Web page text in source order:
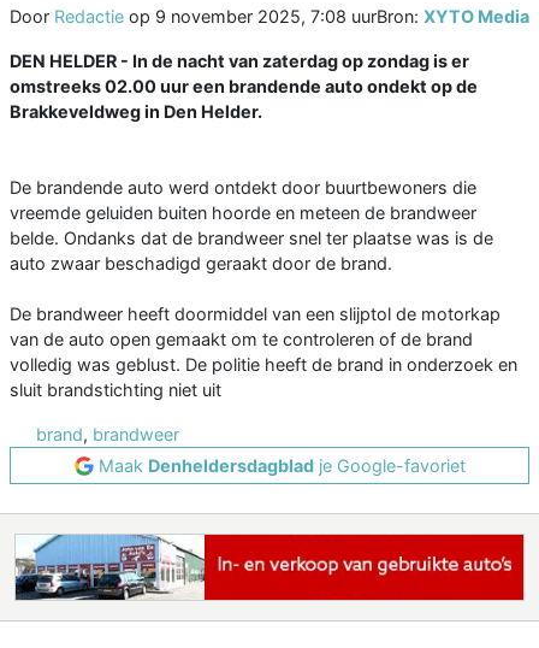
Door Redactie op 9 november 2025, 7:08 uurBron: XYTO Media
DEN HELDER - In de nacht van zaterdag op zondag is er
omstreeks 02.00 uur een brandende auto ondekt op de
Brakkeveldweg in Den Helder.
De brandende auto werd ontdekt door buurtbewoners die
vreemde geluiden buiten hoorde en meteen de brandweer
belde. Ondanks dat de brandweer snel ter plaatse was is de
auto zwaar beschadigd geraakt door de brand.
De brandweer heeft doormiddel van een slijptol de motorkap
van de auto open gemaakt om te controleren of de brand
volledig was geblust. De politie heeft de brand in onderzoek en
sluit brandstichting niet uit
brand, brandweer
Maak Denheldersdagbladje Google-favoriet